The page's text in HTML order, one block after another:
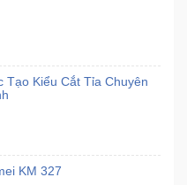
Tạo Kiểu Cắt Tỉa Chuyên
KM 327